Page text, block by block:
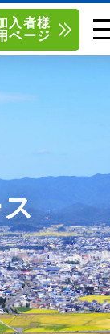
2525
1200
北センター(福島)
島市御山字一本松17-1-
入者様
ページ